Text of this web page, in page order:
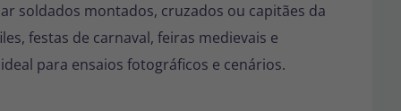
soldados montados, cruzados ou capitães da
festas de carnaval, feiras medievais e
para ensaios fotográficos e cenários.